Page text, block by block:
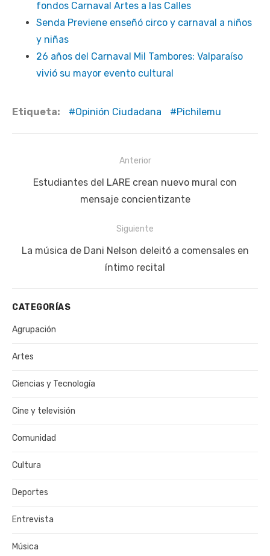
fondos Carnaval Artes a las Calles
Senda Previene enseñó circo y carnaval a niños
y niñas
26 años del Carnaval Mil Tambores: Valparaíso
vivió su mayor evento cultural
Etiqueta: Opinión Ciudadana Pichilemu
Anterior
Publicación
Estudiantes del LARE crean nuevo mural con
mensaje concientizante
Siguiente
Siguiente
La música de Dani Nelson deleitó a comensales en
íntimo recital
CATEGORÍAS
Agrupación
Artes
Ciencias y Tecnología
Cine y televisión
Comunidad
Cultura
Deportes
Entrevista
Música